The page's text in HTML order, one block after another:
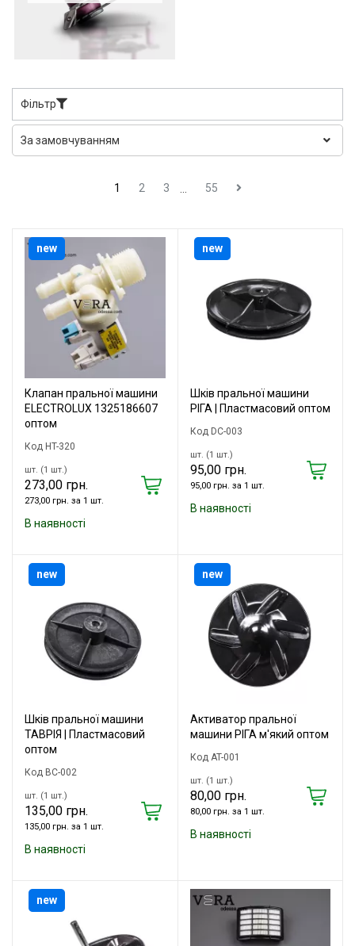
Фільтр
1 2 3 ... 55
Клапан пральної машини
ELECTROLUX 1325186607
оптом
Код HT-320
шт. (1 шт.)
273,00 грн.
273,00 грн. за 1 шт.
В наявності
new
Шків пральної машини
РІГА | Пластмасовий оптом
Код DC-003
шт. (1 шт.)
95,00 грн.
95,00 грн. за 1 шт.
В наявності
new
Шків пральної машини
ТАВРІЯ | Пластмасовий
оптом
Код ВС-002
шт. (1 шт.)
135,00 грн.
135,00 грн. за 1 шт.
В наявності
new
Активатор пральної
машини РІГА м'який оптом
Код AT-001
шт. (1 шт.)
80,00 грн.
80,00 грн. за 1 шт.
В наявності
new
new